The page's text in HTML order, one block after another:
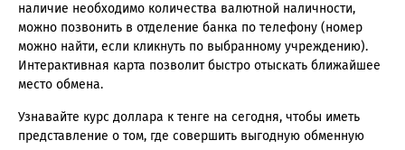
наличие необходимо количества валютной наличности,
можно позвонить в отделение банка по телефону (номер
можно найти, если кликнуть по выбранному учреждению).
Интерактивная карта позволит быстро отыскать ближайшее
место обмена.
Узнавайте курс доллара к тенге на сегодня, чтобы иметь
представление о том, где совершить выгодную обменную